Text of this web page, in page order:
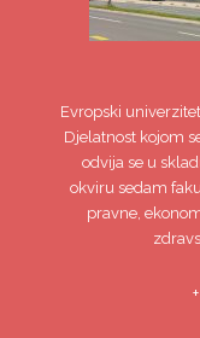
Evropski univerzitet
Djelatnost kojom
odvija se u
okviru sedam
pravne,